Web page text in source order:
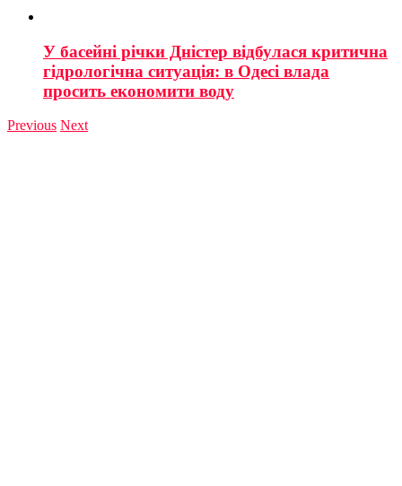
У басейні річки Дністер відбулася критична
гідрологічна ситуація: в Одесі влада
просить економити воду
Previous Next